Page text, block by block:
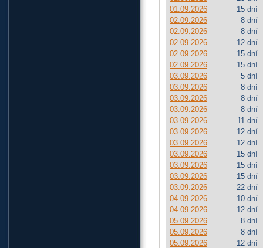
01.09.2026
15 dní
02.09.2026
8 dní
02.09.2026
8 dní
02.09.2026
12 dní
02.09.2026
15 dní
02.09.2026
15 dní
03.09.2026
5 dní
03.09.2026
8 dní
03.09.2026
8 dní
03.09.2026
8 dní
03.09.2026
11 dní
03.09.2026
12 dní
03.09.2026
12 dní
03.09.2026
15 dní
03.09.2026
15 dní
03.09.2026
15 dní
03.09.2026
22 dní
04.09.2026
10 dní
04.09.2026
12 dní
05.09.2026
8 dní
05.09.2026
8 dní
05.09.2026
12 dní